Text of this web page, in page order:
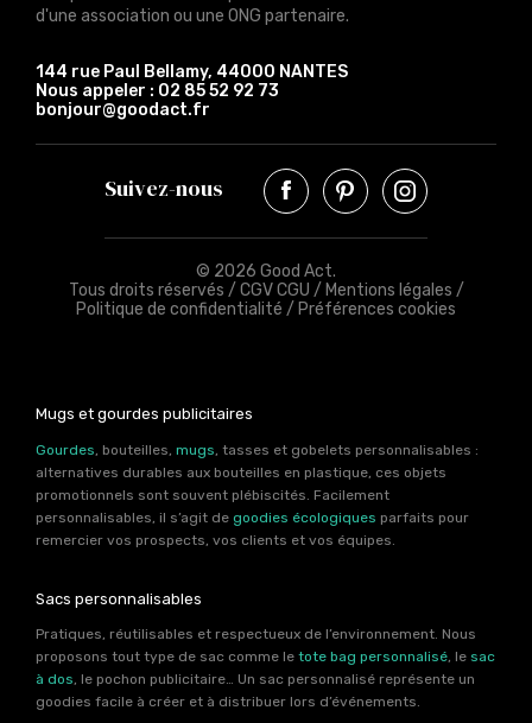
d'une association ou une ONG partenaire.
144 rue Paul Bellamy, 44000 NANTES
Nous appeler : 02 85 52 92 73
bonjour@goodact.fr
Suivez-nous
© 2026 Good Act.
Tous droits réservés / CGV CGU / Mentions légales /
Politique de confidentialité / Préférences cookies
Mugs et gourdes publicitaires
Gourdes, bouteilles, mugs, tasses et gobelets personnalisables :
alternatives durables aux bouteilles en plastique, ces objets
promotionnels sont souvent plébiscités. Facilement
personnalisables, il s’agit de goodies écologiques parfaits pour
remercier vos prospects, vos clients et vos équipes.
Sacs personnalisables
Pratiques, réutilisables et respectueux de l’environnement. Nous
proposons tout type de sac comme le tote bag personnalisé, le sac
à dos, le pochon publicitaire… Un sac personnalisé représente un
goodies facile à créer et à distribuer lors d’événements.